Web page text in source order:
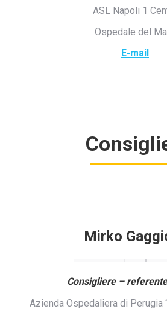
ASL Napoli 1
Ospedale del
E-mail
Mirko
Consigliere –
Azienda Ospedaliera di Perugia